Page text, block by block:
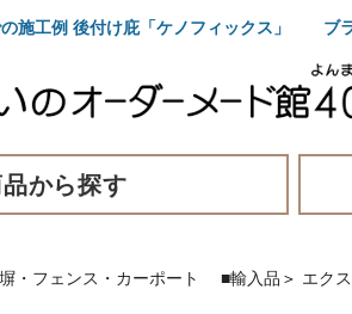
施工例 後付け庇「ケノフィックス」 ブ
から探す
・フェンス・カーポート ■輸入品 ＞ エク